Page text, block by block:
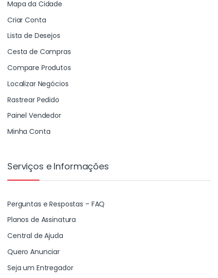
Mapa da Cidade
Criar Conta
Lista de Desejos
Cesta de Compras
Compare Produtos
Localizar Negócios
Rastrear Pedido
Painel Vendedor
Minha Conta
Serviços e Informações
Perguntas e Respostas – FAQ
Planos de Assinatura
Central de Ajuda
Quero Anunciar
Seja um Entregador